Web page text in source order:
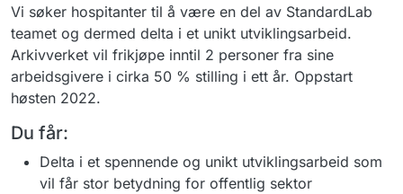
Vi søker hospitanter til å være en del av StandardLab
teamet og dermed delta i et unikt utviklingsarbeid.
Arkivverket vil frikjøpe inntil 2 personer fra sine
arbeidsgivere i cirka 50 % stilling i ett år. Oppstart
høsten 2022.
Du får:
Delta i et spennende og unikt utviklingsarbeid som
vil får stor betydning for offentlig sektor​